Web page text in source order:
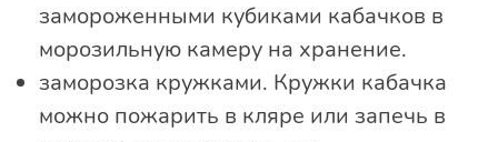
замороженными кубиками кабачков в
морозильную камеру на хранение.
заморозка кружками. Кружки кабачка
можно пожарить в кляре или запечь в